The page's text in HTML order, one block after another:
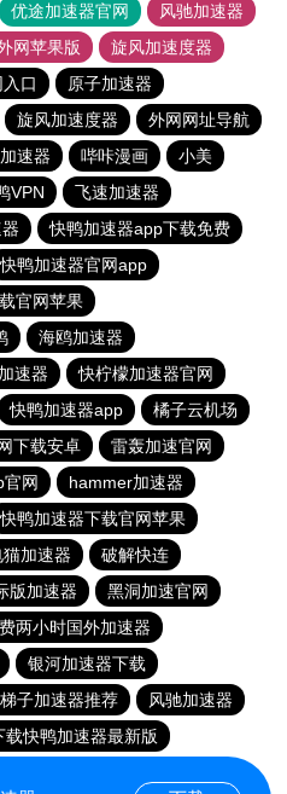
优途加速器官网
风驰加速器
网苹果版
旋风加速度器
口
原子加速器
旋风加速度器
外网网址导航
速器 哔咔漫画
小美
VPN
飞速加速器
快鸭加速器app下载免费
快鸭加速器官网app
官网苹果
海鸥加速器
速器
快柠檬加速器官网
快鸭加速器app
橘子云机场
下载安卓
雷轰加速官网
官网
hammer加速器
快鸭加速器下载官网苹果
猫加速器
破解快连
版加速器
黑洞加速官网
两小时国外加速器
银河加速器下载
子加速器推荐
风驰加速器
载快鸭加速器最新版